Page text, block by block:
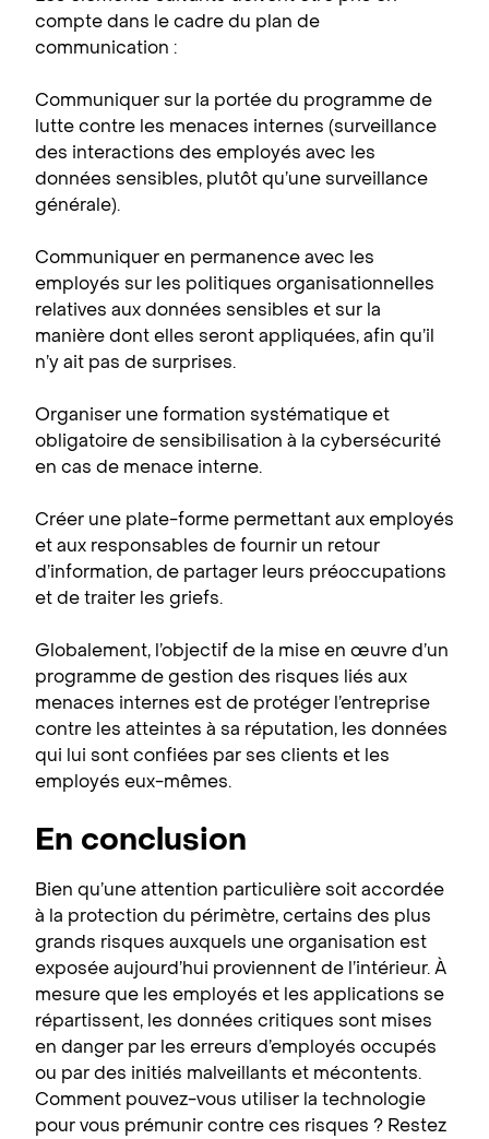
compte dans le cadre du plan de
communication :
Communiquer sur la portée du programme de
lutte contre les menaces internes (surveillance
des interactions des employés avec les
données sensibles, plutôt qu’une surveillance
générale).
Communiquer en permanence avec les
employés sur les politiques organisationnelles
relatives aux données sensibles et sur la
manière dont elles seront appliquées, afin qu’il
n’y ait pas de surprises.
Organiser une formation systématique et
obligatoire de sensibilisation à la cybersécurité
en cas de menace interne.
Créer une plate-forme permettant aux employés
et aux responsables de fournir un retour
d’information, de partager leurs préoccupations
et de traiter les griefs.
Globalement, l’objectif de la mise en œuvre d’un
programme de gestion des risques liés aux
menaces internes est de protéger l’entreprise
contre les atteintes à sa réputation, les données
qui lui sont confiées par ses clients et les
employés eux-mêmes.
En conclusion
Bien qu’une attention particulière soit accordée
à la protection du périmètre, certains des plus
grands risques auxquels une organisation est
exposée aujourd’hui proviennent de l’intérieur. À
mesure que les employés et les applications se
répartissent, les données critiques sont mises
en danger par les erreurs d’employés occupés
ou par des initiés malveillants et mécontents.
Comment pouvez-vous utiliser la technologie
pour vous prémunir contre ces risques ? Restez